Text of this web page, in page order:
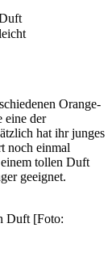
Orange-
eine der
hat ihr junges
noch einmal
tollen Duft
geeignet.
Duft [Foto: